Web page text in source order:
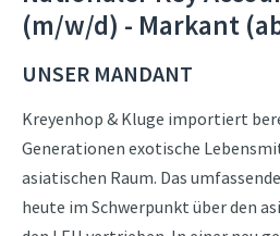
(m/w/d) - Markant
UNSER MANDANT
Kreyenhop & Kluge importiert
Generationen exotische
asiatischen Raum. Das
heute im Schwerpunkt über den